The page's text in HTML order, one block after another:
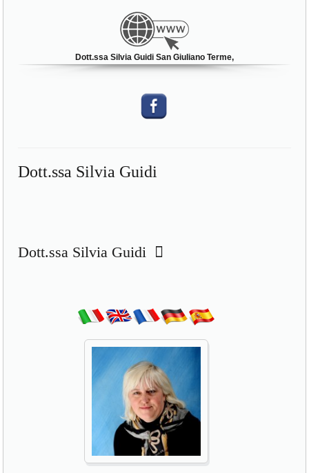
Dott.ssa Silvia Guidi San Giuliano Terme,
Dott.ssa Silvia Guidi
Dott.ssa Silvia Guidi